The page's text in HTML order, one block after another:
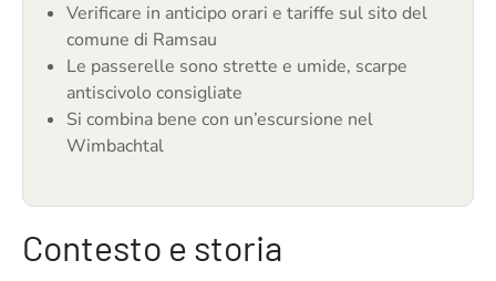
Verificare in anticipo orari e tariffe sul sito del
comune di Ramsau
Le passerelle sono strette e umide, scarpe
antiscivolo consigliate
Si combina bene con un’escursione nel
Wimbachtal
Contesto e storia